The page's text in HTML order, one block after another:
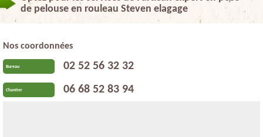
de pelouse en rouleau Steven elagage
Nos coordonnées
Bureau 02 52 56 32 32
Chantier 06 68 52 83 94